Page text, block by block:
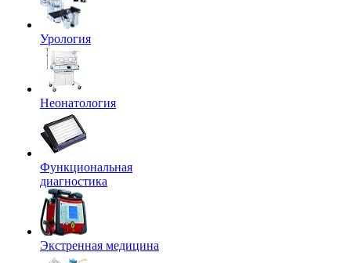
Урология
Неонатология
Функциональная
диагностика
Экстренная медицина